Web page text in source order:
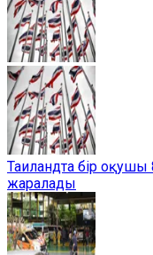
Таиландта бір
жаралады